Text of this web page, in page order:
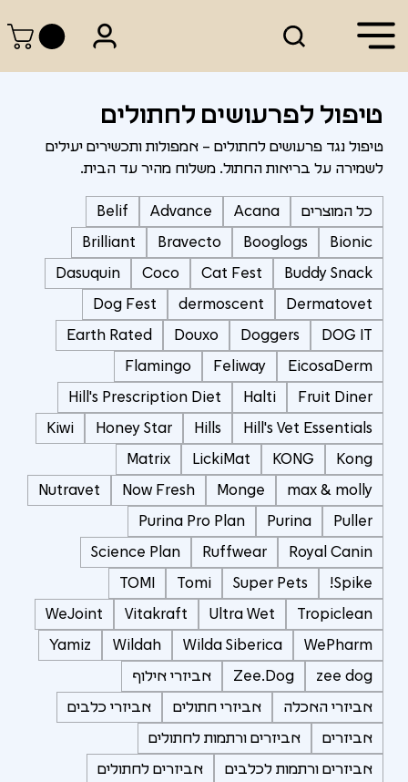
טיפול לפרעושים לחתולים
טיפול נגד פרעושים לחתולים – אמפולות ותכשירים יעילים
לשמירה על בריאות החתול. משלוח מהיר עד הבית.
כל המוצרים Acana
Advance
Belif
Bionic
Booglogs
Bravecto
Brilliant
Buddy Snack
Cat Fest
Coco
Dasuquin
Dermatovet
dermoscent
Dog Fest
DOG IT
Doggers
Douxo
Earth Rated
EicosaDerm
Feliway
Flamingo
Fruit Diner
Halti
Hill's Prescription Diet
Hill's Vet Essentials
Hills
Honey Star
Kiwi
Kong
KONG
LickiMat
Matrix
max & molly
Monge
Now Fresh
Nutravet
Puller
Purina
Purina Pro Plan
Royal Canin
Ruffwear
Science Plan
Spike!
Super Pets
Tomi
TOMI
Tropiclean
Ultra Wet
Vitakraft
WeJoint
WePharm
Wilda Siberica
Wildah
Yamiz
zee dog
Zee.Dog אביזרי אילוף
אביזרי האכלה אביזרי חתולים אביזרי כלבים
אביזרים אביזרים ורתמות לחתולים
אביזרים ורתמות לכלבים אביזרים לחתולים